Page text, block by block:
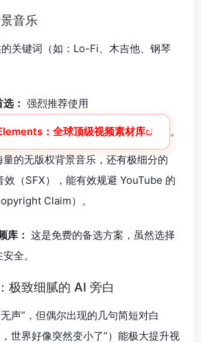
音乐
关键词（如：Lo-Fi、木吉他、钢琴
： 强烈推荐使用
：全球顶级视频素材库 。
的无版权背景音乐，还有极细分的
效（SFX），能有效规避 YouTube 的
Claim）。
库： 这是免费的备选方案，虽然选择
全。
极致细腻的 AI 旁白
声”，但偶尔出现的几句简短对白
世界好像突然变小了”）能极大提升视